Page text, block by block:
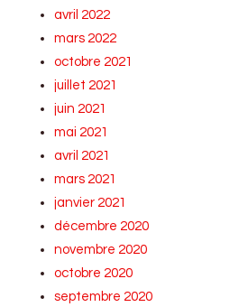
avril 2022
mars 2022
octobre 2021
juillet 2021
juin 2021
mai 2021
avril 2021
mars 2021
janvier 2021
décembre 2020
novembre 2020
octobre 2020
septembre 2020